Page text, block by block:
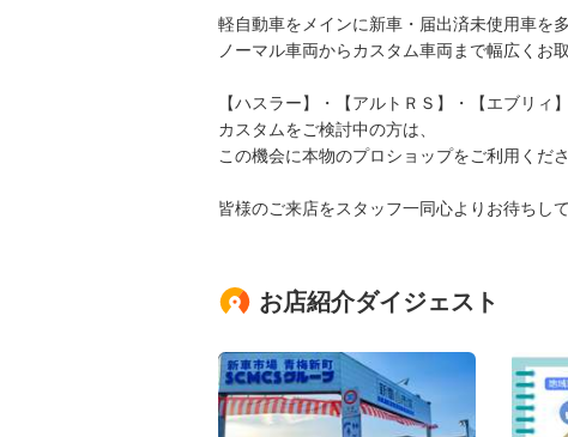
軽自動車をメインに新車・届出済未使用車を
ノーマル車両からカスタム車両まで幅広くお
【ハスラー】・【アルトＲＳ】・【エブリ
カスタムをご検討中の方は、
この機会に本物のプロショップをご利用くださ
皆様のご来店をスタッフ一同心よりお待ちし
お店紹介ダイジェスト